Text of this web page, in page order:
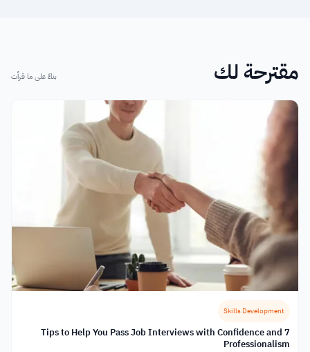
مقترحة لك بناءً على ما قرأت
Skills Development
7 Tips to Help You Pass Job Interviews with Confidence and
Professionalism